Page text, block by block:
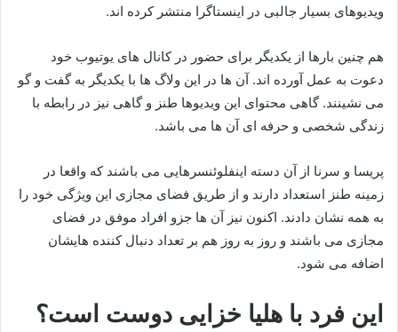
ویدیوهای بسیار جالبی در اینستاگرا منتشر کرده اند.
هم چنین بارها از یکدیگر برای حضور در کانال های یوتیوب خود
دعوت به عمل آورده اند. آن ها در این ولاگ ها با یکدیگر به گفت و گو
می نشینند. گاهی محتوای این ویدیوها طنز و گاهی نیز در رابطه با
زندگی شخصی و حرفه ای آن ها می باشد.
پریسا و سرنا از آن دسته اینفلوئنسرهایی می باشند که واقعا در
زمینه طنز استعداد دارند و از طریق فضای مجازی این ویژگی خود را
به همه نشان دادند. اکنون نیز آن ها جزو افراد موفق در فضای
مجازی می باشند و روز به روز هم بر تعداد دنبال کننده هایشان
اضافه می شود.
این فرد با هلیا خزایی دوست است؟